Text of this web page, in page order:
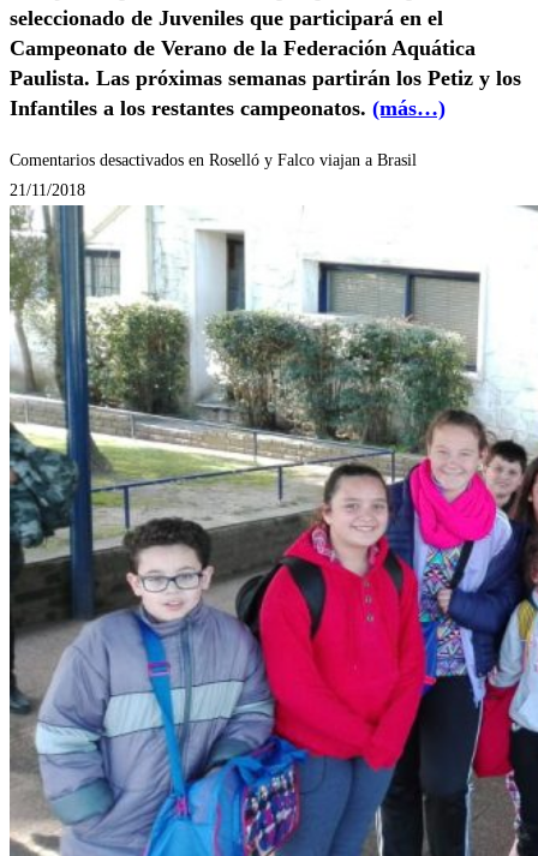
seleccionado de Juveniles que participará en el
Campeonato de Verano de la Federación Aquática
Paulista. Las próximas semanas partirán los Petiz y los
Infantiles a los restantes campeonatos. (más…)
Comentarios desactivados en Roselló y Falco viajan a Brasil
21/11/2018